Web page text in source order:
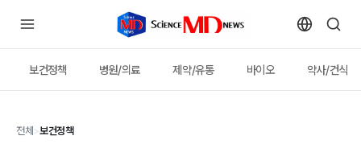
보건정책 병원/의료 제약/유통 바이오 약사/건식
전체 >보건정책